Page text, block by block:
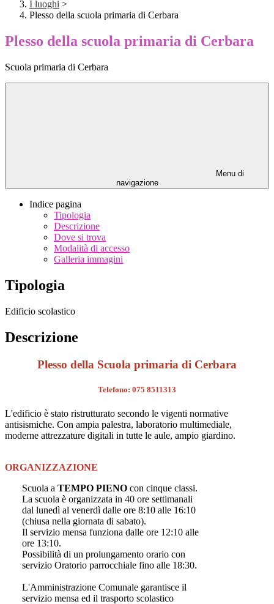
I luoghi >
Plesso della scuola primaria di Cerbara
Plesso della scuola primaria di Cerbara
Scuola primaria di Cerbara
Menu di
navigazione
Indice pagina
Tipologia
Descrizione
Dove si trova
Modalità di accesso
Galleria immagini
Tipologia
Edificio scolastico
Descrizione
Plesso della Scuola primaria di Cerbara
Telefono: 075 8511313
L'edificio è stato ristrutturato secondo le vigenti normative
antisismiche. Con ampia palestra, laboratorio multimediale,
moderne attrezzature digitali in tutte le aule, ampio giardino.
ORGANIZZAZIONE
Scuola aTEMPO PIENO con cinque classi.
La scuola è organizzata in 40 ore settimanali
dal lunedì al venerdì dalle ore 8:10 alle 16:10
(chiusa nella giornata di sabato).
Il servizio mensa funziona dalle ore 12:10 alle
ore 13:10.
Possibilità di un prolungamento orario con
servizio Oratorio parrocchiale fino alle 18:30.
L'Amministrazione Comunale garantisce il
servizio mensa ed il trasporto scolastico